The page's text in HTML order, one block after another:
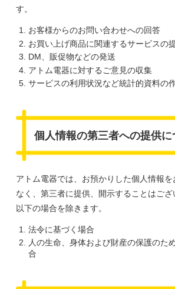
す。
お客様からのお問い合わせへの回答
お買い上げ商品に関連するサービスの
DM、販促物などの発送
アトム電器に対するご意見の収集
サービスの利用状況など統計的資料の
個人情報の第三者への提供に
アトム電器では、お預かりした個人情報
なく、第三者に提供、開示することはござ
以下の場合を除きます。
法令に基づく場合
人の生命、身体および財産の保護のた
合